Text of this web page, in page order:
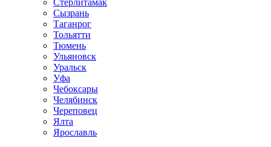
Стерлитамак
Сызрань
Таганрог
Тольятти
Тюмень
Ульяновск
Уральск
Уфа
Чебоксары
Челябинск
Череповец
Ялта
Ярославль